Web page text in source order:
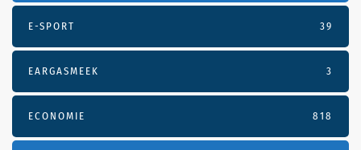
E-SPORT 39
EARGASMEEK 3
ECONOMIE 818